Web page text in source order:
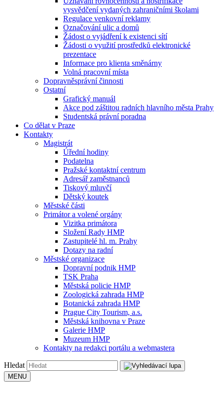
vysvědčení vydaných zahraničními školami
Regulace venkovní reklamy
Označování ulic a domů
Žádost o vyjádření k existenci sítí
Žádosti o využití prostředků elektronické
prezentace
Informace pro klienta směnárny
Volná pracovní místa
Dopravněsprávní činnosti
Ostatní
Grafický manuál
Akce pod záštitou radních hlavního města Prahy
Studentská právní poradna
Co dělat v Praze
Kontakty
Magistrát
Úřední hodiny
Podatelna
Pražské kontaktní centrum
Adresář zaměstnanců
Tiskový mluvčí
Dětský koutek
Městské části
Primátor a volené orgány
Vizitka primátora
Složení Rady HMP
Zastupitelé hl. m. Prahy
Dotazy na radní
Městské organizace
Dopravní podnik HMP
TSK Praha
Městská policie HMP
Zoologická zahrada HMP
Botanická zahrada HMP
Prague City Tourism, a.s.
Městská knihovna v Praze
Galerie HMP
Muzeum HMP
Kontakty na redakci portálu a webmastera
Hledat
MENU